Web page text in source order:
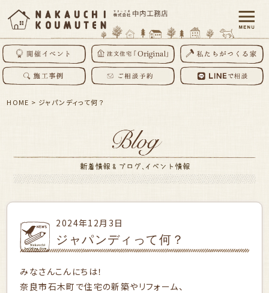
HOME > ジャパンディって何？
2024年12月3日
ジャパンディって何？
みなさんこんにちは！
奈良市石木町で住宅の新築やリフォーム、